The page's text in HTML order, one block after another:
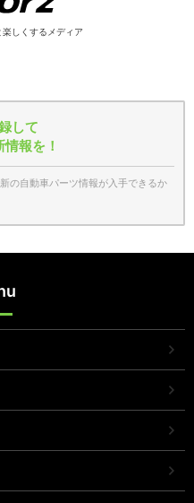
しくするメディア
して
報を！
の自動車パーツ情報が入手できるか